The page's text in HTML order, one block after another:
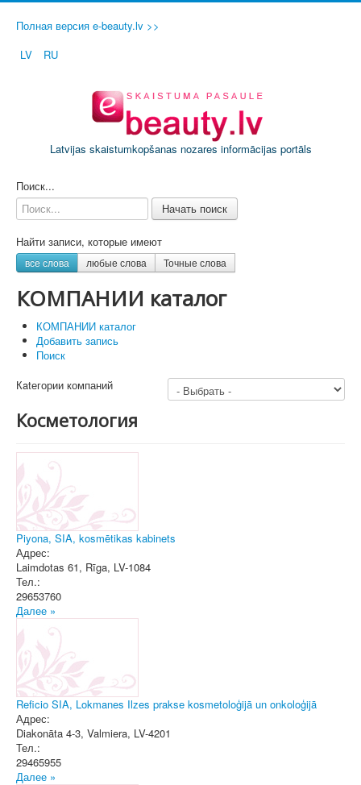
Полная версия e-beauty.lv >>
LV
RU
Latvijas skaistumkopšanas nozares informācijas portāls
Поиск...
Начать поиск
Найти записи, которые имеют
все слова любые слова Точные слова
КОМПАНИИ каталог
КОМПАНИИ каталог
Добавить запись
Поиск
Кatегории компаний
Косметология
Piyona, SIA, kosmētikas kabinets
Адрес:
Laimdotas 61, Rīga, LV-1084
Тел.:
29653760
Далее »
Reficio SIA, Lokmanes Ilzes prakse kosmetoloģijā un onkoloģijā
Адрес:
Diakonāta 4-3, Valmiera, LV-4201
Тел.:
29465955
Далее »